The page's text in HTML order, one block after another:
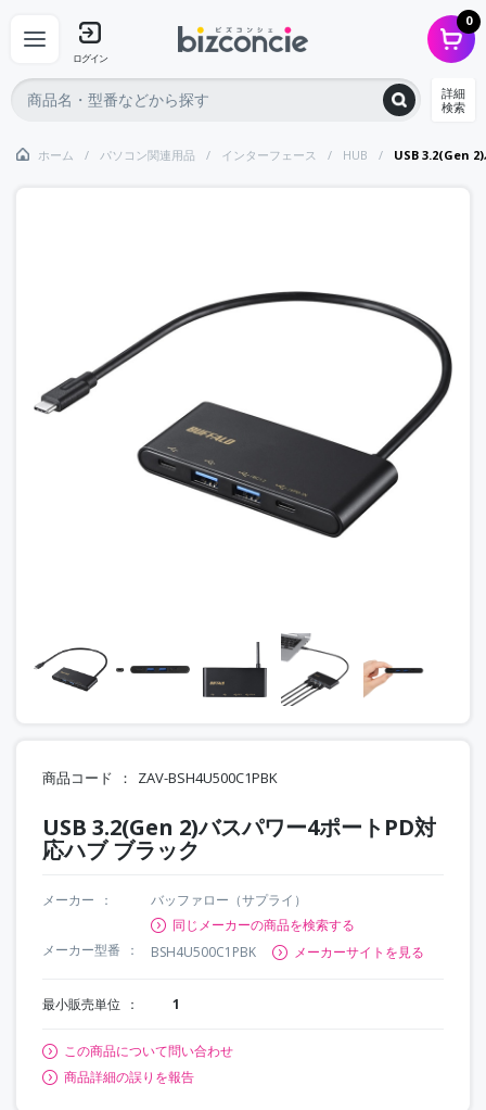
ログイン
0
詳細
検索
ホーム パソコン関連用品 インターフェース HUB USB 3.2(Gen 2)
商品コード ZAV-BSH4U500C1PBK
USB 3.2(Gen 2)バスパワー4ポートPD対
応ハブ ブラック
メーカー
バッファロー（サプライ）
同じメーカーの商品を検索する
メーカー型番
BSH4U500C1PBK メーカーサイトを見る
最小販売単位 1
この商品について問い合わせ
商品詳細の誤りを報告